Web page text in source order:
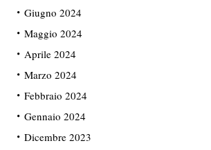
Giugno 2024
Maggio 2024
Aprile 2024
Marzo 2024
Febbraio 2024
Gennaio 2024
Dicembre 2023